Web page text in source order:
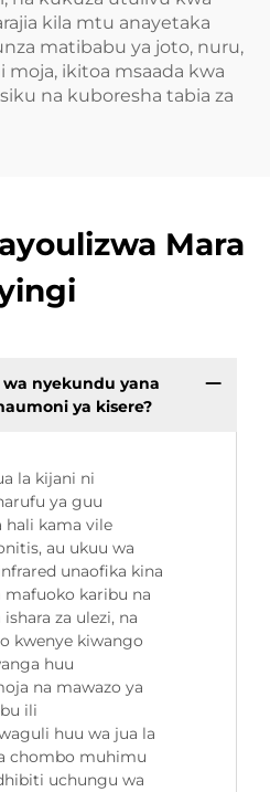
kila mtu anayetaka
matibabu ya joto, nuru,
ikitoa msaada kwa
na kuboresha tabia za
Mara
nyekundu yana
ya kisere?
la kijani ni
ya guu
hali kama vile
au ukuu wa
unaofika kina
mafuoko karibu na
za ulezi, na
kwenye kiwango
huu
na mawazo ya
ili
huu wa jua la
chombo muhimu
uchungu wa